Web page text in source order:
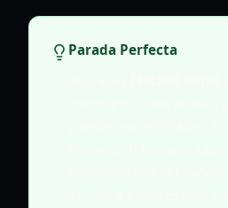
Parada Perfecta